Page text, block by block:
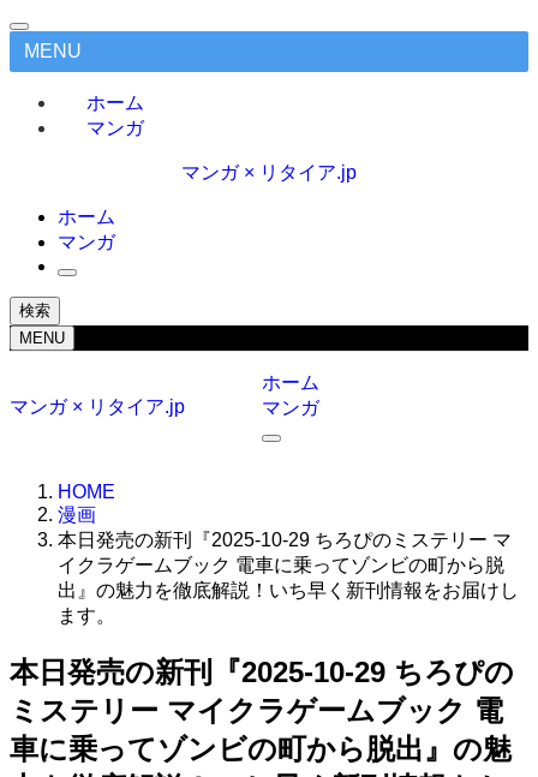
MENU
ホーム
マンガ
マンガ × リタイア.jp
ホーム
マンガ
検索
MENU
マンガ × リタイア.jp
ホーム
マンガ
HOME
漫画
本日発売の新刊『2025-10-29 ちろぴのミステリー マ
イクラゲームブック 電車に乗ってゾンビの町から脱
出』の魅力を徹底解説！いち早く新刊情報をお届けし
ます。
本日発売の新刊『2025-10-29 ちろぴの
ミステリー マイクラゲームブック 電
車に乗ってゾンビの町から脱出』の魅